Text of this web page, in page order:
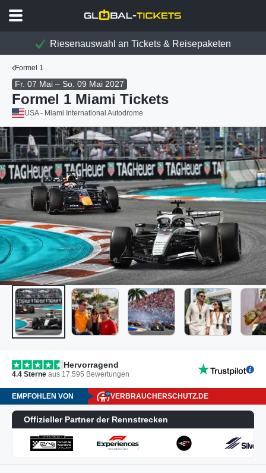
Riesenauswahl an Tickets & Reisepaketen
Formel 1
Fr. 07 Mai – So. 09 Mai 2027
Formel 1 Miami Tickets
USA - Miami International Autodrome
Hervorragend
4.4 Sterne aus 17.595 Bewertungen
EMPFOHLEN VON VERBRAUCHERSCHUTZ.DE
Offizieller Partner der Rennstrecken